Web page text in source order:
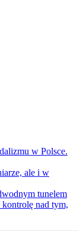
w Polsce.
ale i w
tunelem
nad tym,